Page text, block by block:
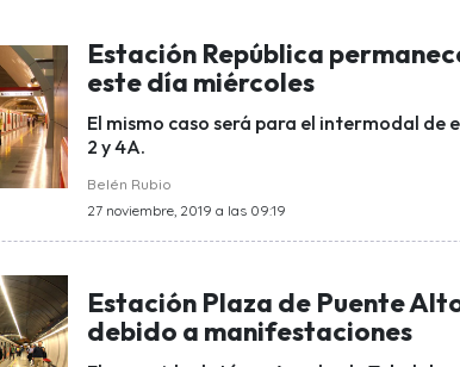
Estación República
este día miércoles
El mismo caso será para el intermodal de
2 y 4A.
Belén Rubio
27 noviembre, 2019 a las 09:19
Estación Plaza de Puente
debido a manifestaciones